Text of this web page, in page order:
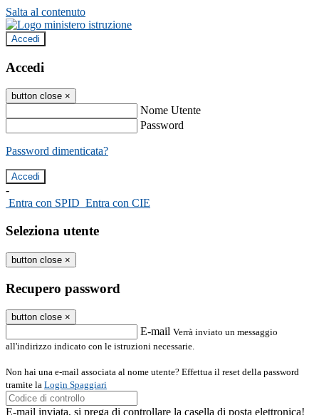
Salta al contenuto
Accedi
Accedi
button close ×
Nome Utente
Password
Password dimenticata?
-
Entra con SPID Entra con CIE
Seleziona utente
button close ×
Recupero password
button close ×
E-mail Verrà inviato un messaggio
all'indirizzo indicato con le istruzioni necessarie.
Non hai una e-mail associata al nome utente? Effettua il reset della password
tramite la Login Spaggiari
E-mail inviata, si prega di controllare la casella di posta elettronica!